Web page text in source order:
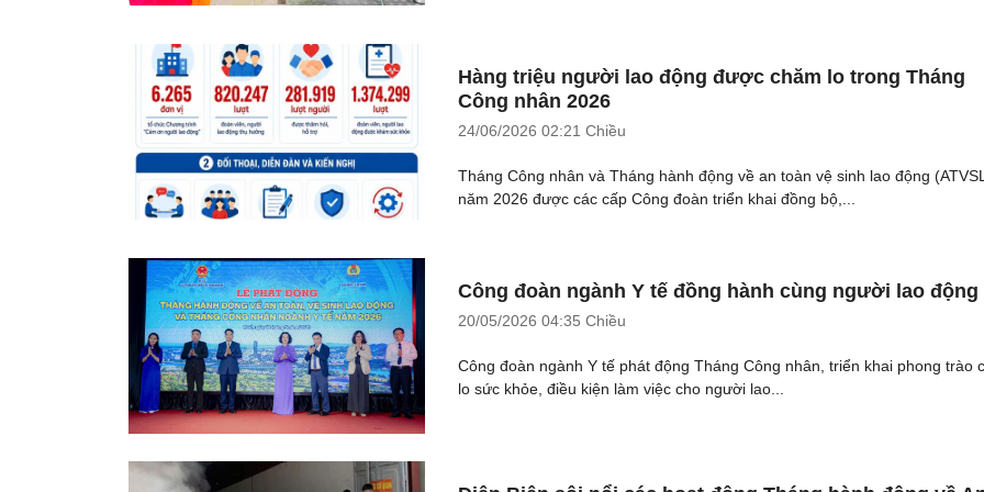
Hàng triệu người lao động được chăm lo trong Tháng
Công nhân 2026
24/06/2026 02:21 Chiều
Tháng Công nhân và Tháng hành động về an toàn vệ sinh lao động
năm 2026 được các cấp Công đoàn triển khai đồng bộ,...
Công đoàn ngành Y tế đồng hành cùng người lao động
20/05/2026 04:35 Chiều
Công đoàn ngành Y tế phát động Tháng Công nhân, triển khai phong trào
lo sức khỏe, điều kiện làm việc cho người lao...